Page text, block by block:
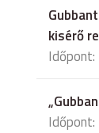
kisérő